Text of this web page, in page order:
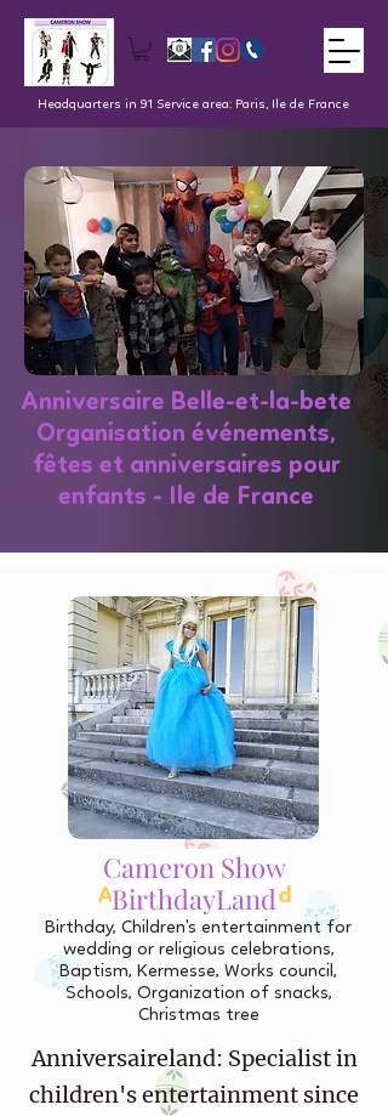
Headquarters in 91 Service area: Paris, Ile de France
Anniversaire Belle-et-la-bete
Organisation événements,
fêtes et anniversaires pour
enfants - Ile de France
Cameron Show
AnniversaireLand
Cameron Show
BirthdayLand
Birthday, Children's entertainment for
wedding or religious celebrations,
Baptism, Kermesse, Works council,
Schools, Organization of snacks,
Christmas tree
Anniversaireland: Specialist in
children's entertainment since